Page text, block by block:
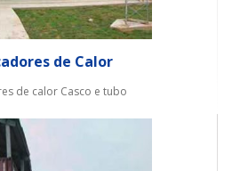
de Calor
de calor Casco e tubo